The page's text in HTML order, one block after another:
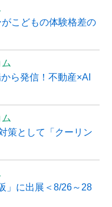
こどもの体験格差の
ら発信！不動産×AI
策として「クーリン
」に出展＜8/26～28